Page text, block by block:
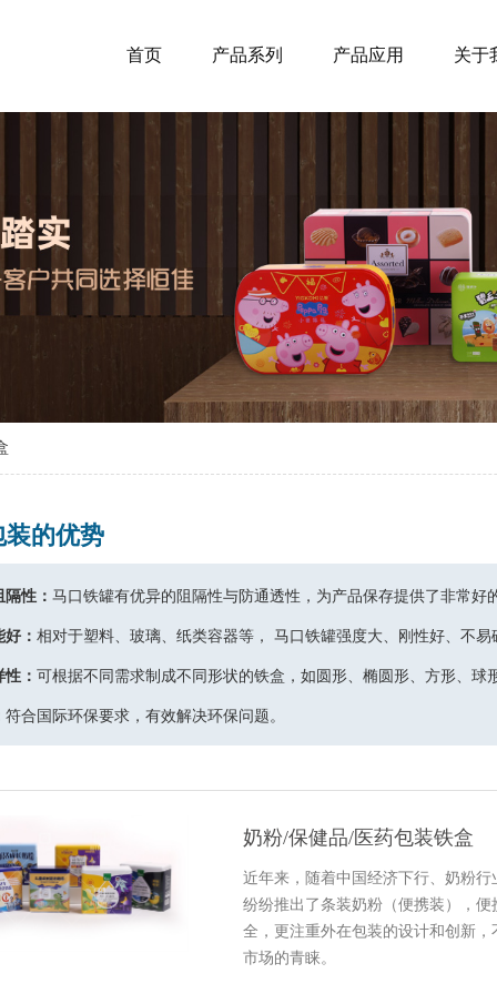
首页 产品系列 产品应用 关于
的优势
性： 马口铁罐有优异的阻隔性与防通透性，为产品保存提供了非常好
： 相对于塑料、玻璃、纸类容器等， 马口铁罐强度大、刚性好、不
： 可根据不同需求制成不同形状的铁盒，如圆形、椭圆形、方形、球
符合国际环保要求，有效解决环保问题。
奶粉/保健品/医药包装铁盒
近年来，随着中国经济下行、奶粉
纷纷推出了条装奶粉（便携装），
全，更注重外在包装的设计和创新
市场的青睐。